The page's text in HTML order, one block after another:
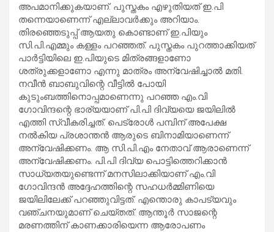
അപമാനിക്കുകയാണ്. പുസ്തകം എഴുതിയത് ഇ.പി
തന്നെയാണെന്ന് എല്ലാവര്‍ക്കും അറിയാം.
തിരഞ്ഞെടുപ്പ് ആയതു കൊണ്ടാണ് ഇ.പിയും
സി.പി.എമ്മും കള്ളം പറഞ്ഞത്. പുസ്തകം പുറത്താക്കിയത്
പാര്‍ട്ടിയിലെ ഇ.പിയുടെ മിത്രങ്ങളാണോ
ശത്രുക്കളാണോ എന്നു മാത്രം അന്വേഷിച്ചാല്‍ മതി.
നവീന്‍ ബാബുവിന്റെ വീട്ടില്‍ പോയി
കുടുംബത്തിനൊപ്പമാണെന്നു പറഞ്ഞ എം.വി
ഗോവിന്ദന്റെ ഭാര്യയാണ് പി.പി ദിവ്യയെ ജയിലില്‍
എത്തി സ്വീകരിച്ചത്. പെട്രോള്‍ പമ്പിന് അപേക്ഷ
നല്‍കിയ പ്രശാന്തന്‍ ആരുടെ ബിനാമിയാണെന്ന്
അന്വേഷിക്കണം. ആ സി.പി.എം നേതാവ് ആരാണെന്ന്
അന്വേഷിക്കണം. പി.പി ദിവ്യ പൊട്ടിത്തെറിക്കാന്‍
സാധ്യതയുണ്ടെന്ന് മനസിലാക്കിയാണ് എം.വി
ഗോവിന്ദന്‍ അദ്ദേഹത്തിന്റെ സഹധര്‍മ്മിണിയെ
ജയിലിലേക്ക് പറഞ്ഞുവിട്ടത്. എന്തൊരു കാപട്യവും
വഞ്ചനയുമാണ് ചെയ്തത്. ആന്തൂര്‍ സാജന്റെ
മരണത്തിന് കാണക്കാരിയെന്ന ആരോപണം